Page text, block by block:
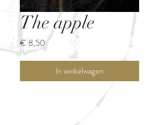
The apple
€ 8,50Prijs
In winkelwagen